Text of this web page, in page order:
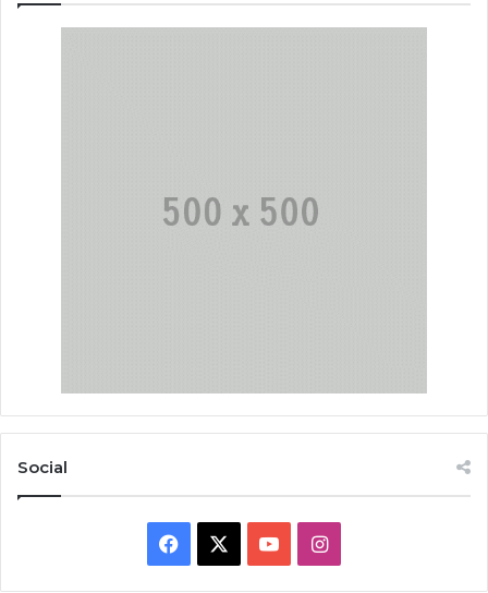
Social
Facebook YouTubeInstagram